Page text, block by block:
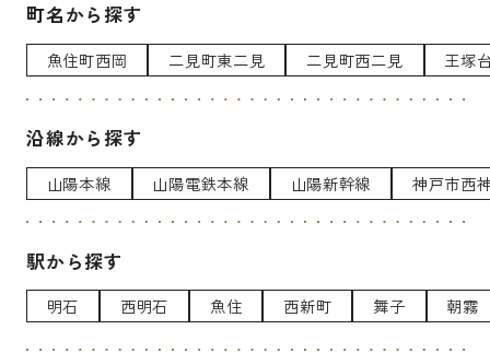
町名から探す
魚住町西岡 二見町東二見 二見町西二見 王塚
沿線から探す
山陽本線 山陽電鉄本線 山陽新幹線 神戸市西
駅から探す
明石 西明石 魚住 西新町 舞子 朝霧